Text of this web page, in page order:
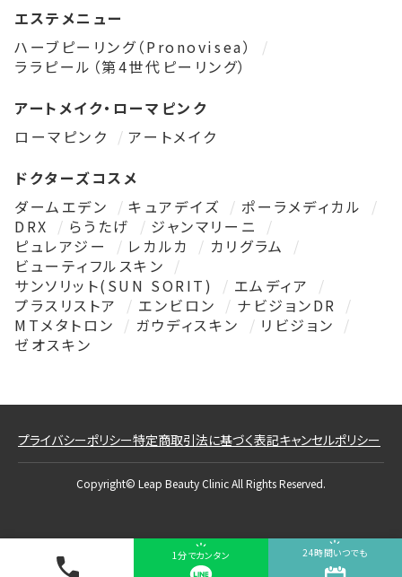
1分でカンタン 24時間いつでも
エステメニュー
ハーブピーリング（Pronovisea）
ララピール（第4世代ピーリング）
アートメイク・ローマピンク
ローマピンク
アートメイク
ドクターズコスメ
ダームエデン
キュアデイズ
ポーラメディカル
DRX
らうたげ
ジャンマリーニ
ピュレアジー
レカルカ
カリグラム
ビューティフルスキン
サンソリット(SUN SORIT)
エムディア
プラスリストア
エンビロン
ナビジョンDR
MTメタトロン
ガウディスキン
リビジョン
ゼオスキン
プライバシーポリシー特定商取引法に基づく表記キャンセルポリシー
Copyright© Leap Beauty Clinic All Rights Reserved.